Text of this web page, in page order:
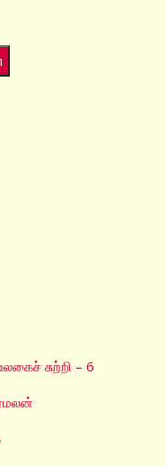
சுற்றி – 6